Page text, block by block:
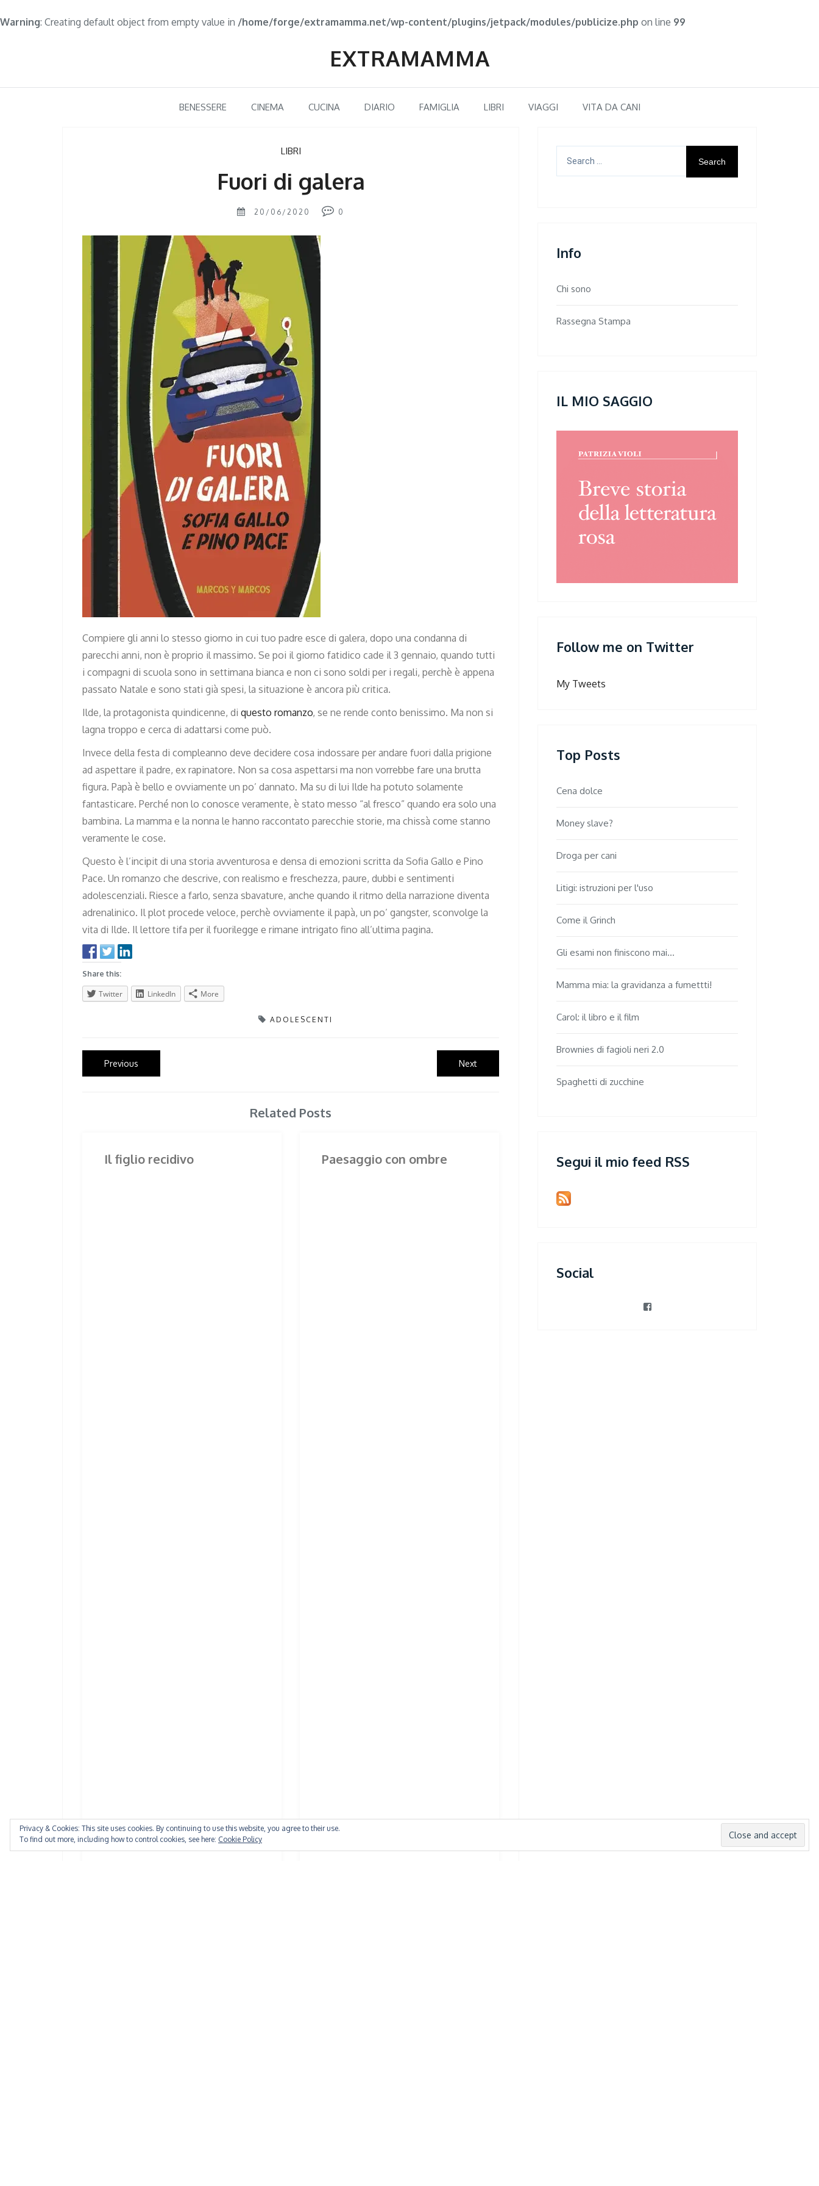
Warning: Creating default object from empty value in /home/forge/extramamma.net/wp-content/plugins/jetpack/modules/publicize.php on line 99
EXTRAMAMMA
BENESSERE CINEMA CUCINA DIARIO FAMIGLIA LIBRI VIAGGI VITA DA CANI
LIBRI
Fuori di galera
20/06/2020 0
Compiere gli anni lo stesso giorno in cui tuo padre esce di galera, dopo una condanna di
parecchi anni, non è proprio il massimo. Se poi il giorno fatidico cade il 3 gennaio, quando tutti
i compagni di scuola sono in settimana bianca e non ci sono soldi per i regali, perchè è appena
passato Natale e sono stati già spesi, la situazione è ancora più critica.
Ilde, la protagonista quindicenne, di questo romanzo, se ne rende conto benissimo. Ma non si
lagna troppo e cerca di adattarsi come può.
Invece della festa di compleanno deve decidere cosa indossare per andare fuori dalla prigione
ad aspettare il padre, ex rapinatore. Non sa cosa aspettarsi ma non vorrebbe fare una brutta
figura. Papà è bello e ovviamente un po’ dannato. Ma su di lui Ilde ha potuto solamente
fantasticare. Perché non lo conosce veramente, è stato messo “al fresco” quando era solo una
bambina. La mamma e la nonna le hanno raccontato parecchie storie, ma chissà come stanno
veramente le cose.
Questo è l’incipit di una storia avventurosa e densa di emozioni scritta da Sofia Gallo e Pino
Pace. Un romanzo che descrive, con realismo e freschezza, paure, dubbi e sentimenti
adolescenziali. Riesce a farlo, senza sbavature, anche quando il ritmo della narrazione diventa
adrenalinico. Il plot procede veloce, perchè ovviamente il papà, un po’ gangster, sconvolge la
vita di Ilde. Il lettore tifa per il fuorilegge e rimane intrigato fino all’ultima pagina.
Share this:
Twitter LinkedIn More
ADOLESCENTI
Post
navigation
Previous
post:
NextNext
post:
Related Posts
Il figlio recidivo Paesaggio con ombre
for:
Info
Chi sono
Rassegna Stampa
IL MIO SAGGIO
Follow me on Twitter
My Tweets
Top Posts
Cena dolce
Money slave?
Droga per cani
Litigi: istruzioni per l'uso
Come il Grinch
Gli esami non finiscono mai...
Mamma mia: la gravidanza a fumettti!
Carol: il libro e il film
Brownies di fagioli neri 2.0
Spaghetti di zucchine
Segui il mio feed RSS
Social
View
Privacy & Cookies: This site uses cookies. By continuing to use this website, you agree to their use.
To find out more, including how to control cookies, see here: Cookie Policy